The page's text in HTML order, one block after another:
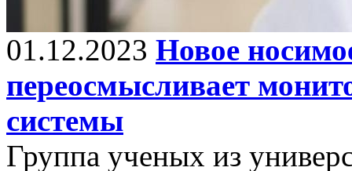
01.12.2023 Новое
переосмысливает
системы
Группа ученых из